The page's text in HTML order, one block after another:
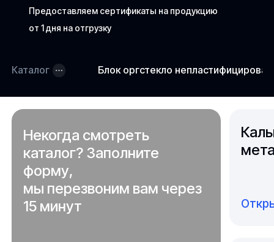
Предоставляем сертификаты на продукцию
от 1 дня на отгрузку
Каталог Блок оргстекло
Некогда смотреть
каталог? Заполните
форму,
мы перезвоним вам через
15 минут